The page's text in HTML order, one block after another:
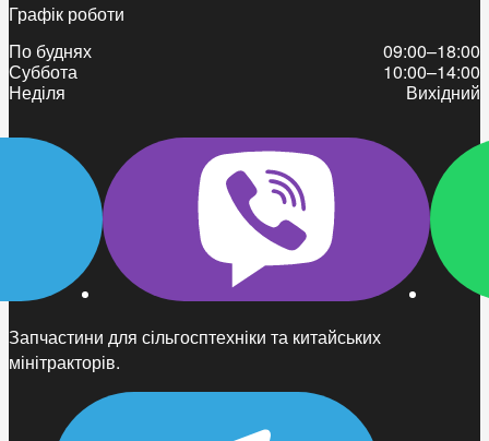
Запчастини для сільгосптехніки та китайських
мінітракторів.
Графік роботи
По буднях
09:00–18:00
Суббота
10:00–14:00
Неділя
Вихідний